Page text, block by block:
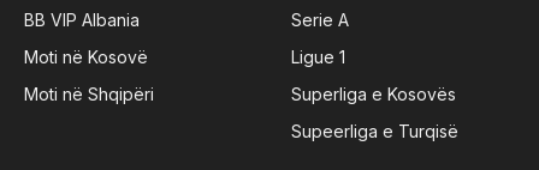
BB VIP Albania
Moti në Kosovë
Moti në Shqipëri
Serie A
Ligue 1
Superliga e Kosovës
Supeerliga e Turqisë